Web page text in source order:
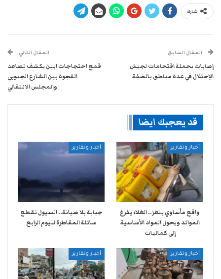
شارك
المقال السابق
إصابات بحملة اقتحامات لجيش
الإحتلال في عدة مناطق بالضفة
المقال التالي
قمع احتجاجات ابين يكشف تصاعد
الفجوة بين الشارع الجنوبي
والمجلس الانتقالي
قد يعجبك ايضا
أخبار وتقارير
واقع مأساوي بتعز.. الغلاء يفرغ
الموائد ويحول المواد الأساسية
إلى كماليات
أخبار وتقارير
جباية بلا صيانة.. السيول تقطع
سائلة المقاطرة لليوم الرابع
أخبار وتقارير أخبار وتقارير